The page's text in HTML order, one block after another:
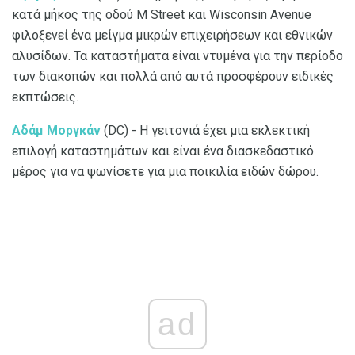
κατά μήκος της οδού M Street και Wisconsin Avenue
φιλοξενεί ένα μείγμα μικρών επιχειρήσεων και εθνικών
αλυσίδων. Τα καταστήματα είναι ντυμένα για την περίοδο
των διακοπών και πολλά από αυτά προσφέρουν ειδικές
εκπτώσεις.
Αδάμ Μοργκάν (DC) - Η γειτονιά έχει μια εκλεκτική
επιλογή καταστημάτων και είναι ένα διασκεδαστικό
μέρος για να ψωνίσετε για μια ποικιλία ειδών δώρου.
ad